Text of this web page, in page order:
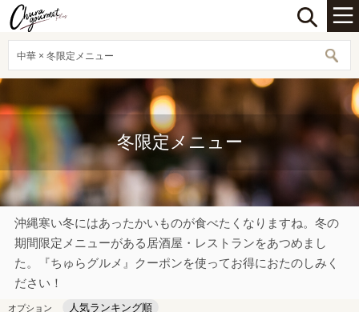
中華 × 冬限定メニュー
冬限定メニュー
沖縄寒い冬にはあったかいものが食べたくなりますね。冬の
期間限定メニューがある居酒屋・レストランをあつめまし
た。『ちゅらグルメ』クーポンを使ってお得におたのしみく
ださい！
オプション 人気ランキング順